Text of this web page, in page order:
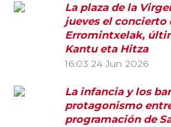
La plaza de la
jueves el
Erromintxelak,
Kantu eta Hitza
16:03 24 Jun 2026
La infancia y los
protagonismo
programación de